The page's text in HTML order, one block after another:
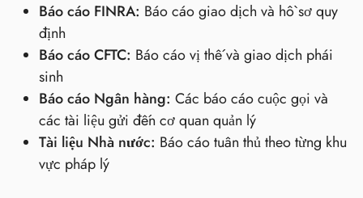
Báo cáo FINRA: Báo cáo giao dịch và hồ sơ quy
định
Báo cáo CFTC: Báo cáo vị thế và giao dịch phái
sinh
Báo cáo Ngân hàng: Các báo cáo cuộc gọi và
các tài liệu gửi đến cơ quan quản lý
Tài liệu Nhà nước: Báo cáo tuân thủ theo từng khu
vực pháp lý